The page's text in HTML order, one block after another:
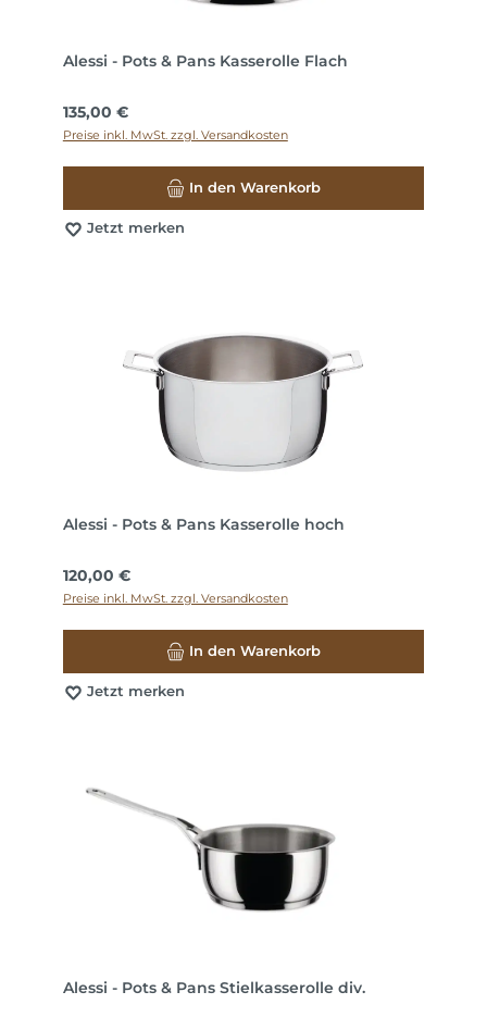
Alessi - Pots & Pans Kasserolle Flach
Regulärer Preis:
135,00 €
Preise inkl. MwSt. zzgl. Versandkosten
In den Warenkorb
Jetzt merken
Alessi - Pots & Pans Kasserolle hoch
Regulärer Preis:
120,00 €
Preise inkl. MwSt. zzgl. Versandkosten
In den Warenkorb
Jetzt merken
Alessi - Pots & Pans Stielkasserolle div.